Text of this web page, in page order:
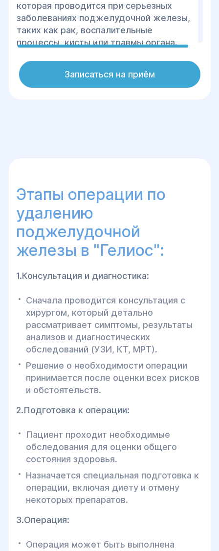
которая проводится при серьезных
заболеваниях поджелудочной железы,
таких как рак, воспалительные
процессы, кисты или травмы органа.
"Гелиос" обеспечивает высокое
качество медицинских услуг, используя
Записаться на приём
Этапы операции по
удалению
поджелудочной
железы в "Гелиос":
1.Консультация и диагностика:
Сначала проводится консультация с
хирургом, который детально
рассматривает симптомы, результаты
анализов и диагностических
обследований (УЗИ, КТ, МРТ).
Решение о необходимости операции
принимается после оценки всех рисков
и обстоятельств.
2.Подготовка к операции:
Пациент проходит необходимые
обследования для оценки общего
состояния здоровья.
Назначается специальная подготовка к
операции, включая диету и отмену
некоторых препаратов.
3.Операция:
Операция может быть выполнена